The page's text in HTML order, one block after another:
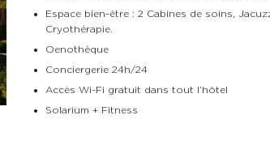
Espace bien-être : 2 Cabines de soins,
Cryothérapie.
Oenothèque
Conciergerie 24h/24
Accès Wi-Fi gratuit dans tout l’hôtel
Solarium + Fitness